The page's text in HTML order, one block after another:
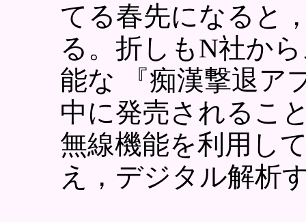
てる春先になると
る。折しもN社か
能な 『痴漢撃退ア
中に発売されるこ
無線機能を利用し
え，デジタル解析